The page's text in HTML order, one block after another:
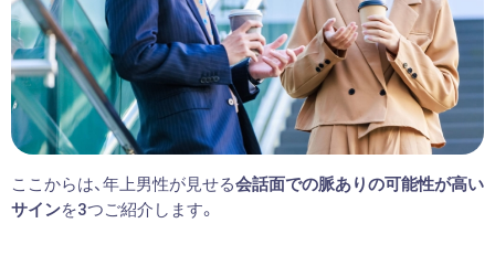
ここからは、年上男性が見せる会話面での脈ありの可能性が高い
サインを3つご紹介します。